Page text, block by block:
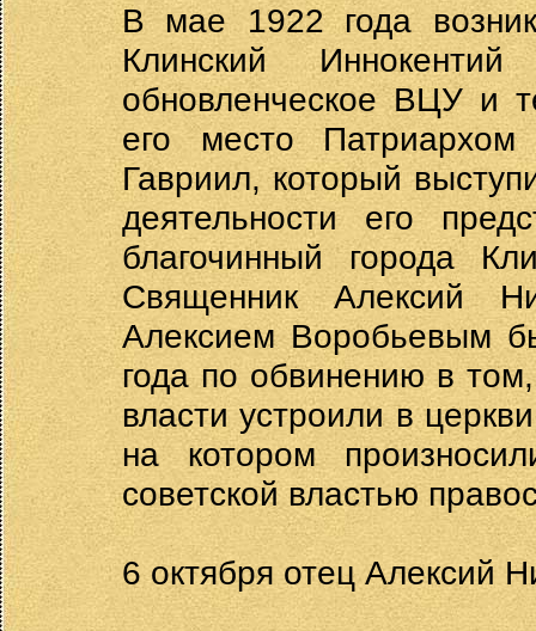
В мае 1922 года
Клинский
обновленческое ВЦУ и
его место
Гавриил, который
деятельности его
благочинный города
Священник Алексий
Алексием Воробьевым
года по обвинению в
власти устроили в
на котором
советской властью
6 октября отец Алексий